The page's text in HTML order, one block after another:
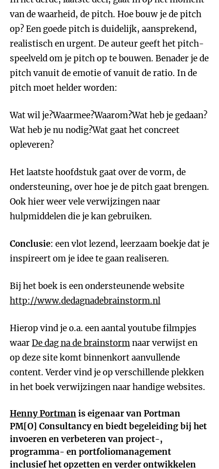
van de waarheid, de pitch. Hoe bouw je de pitch
op? Een goede pitch is duidelijk, aansprekend,
realistisch en urgent. De auteur geeft het pitch-
speelveld om je pitch op te bouwen. Benader je de
pitch vanuit de emotie of vanuit de ratio. In de
pitch moet helder worden:
Wat wil je?Waarmee?Waarom?Wat heb je gedaan?
Wat heb je nu nodig?Wat gaat het concreet
opleveren?
Het laatste hoofdstuk gaat over de vorm, de
ondersteuning, over hoe je de pitch gaat brengen.
Ook hier weer vele verwijzingen naar
hulpmiddelen die je kan gebruiken.
Conclusie: een vlot lezend, leerzaam boekje dat je
inspireert om je idee te gaan realiseren.
Bij het boek is een ondersteunende website
http://www.dedagnadebrainstorm.nl
Hierop vind je o.a. een aantal youtube filmpjes
waarDe dag na de brainstormnaar verwijst en
op deze site komt binnenkort aanvullende
content. Verder vind je op verschillende plekken
in het boek verwijzingen naar handige websites.
Henny Portmanis eigenaar van Portman
PM[O] Consultancy en biedt begeleiding bij het
invoeren en verbeteren van project-,
programma- en portfoliomanagement
inclusief het opzetten en verder ontwikkelen